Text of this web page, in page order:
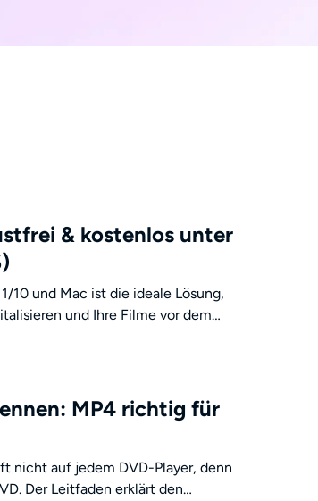
& kostenlos unter
10 und Mac ist die ideale Lösung,
und Ihre Filme vor dem
auf externe Software
die auch den
umgehen, ist DVDFab DVD Copy
schnell in ein ISO-Image zu
MP4 richtig für
nicht auf jedem DVD-Player, denn
Der Leitfaden erklärt den